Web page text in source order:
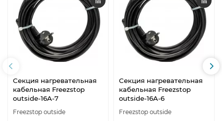
Секция нагревательная
кабельная Freezstop
outside-16A-7
Freezstop outside
Секция нагревательная
кабельная Freezstop
outside-16A-6
Freezstop outside